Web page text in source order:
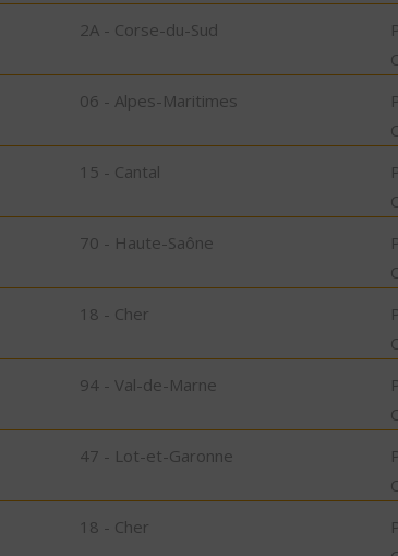
2A - Corse-du-Sud
06 - Alpes-Maritimes
15 - Cantal
70 - Haute-Saône
18 - Cher
94 - Val-de-Marne
47 - Lot-et-Garonne
18 - Cher